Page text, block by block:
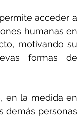
acceder a
humanas en
motivando su
formas de
en la medida en
demás personas